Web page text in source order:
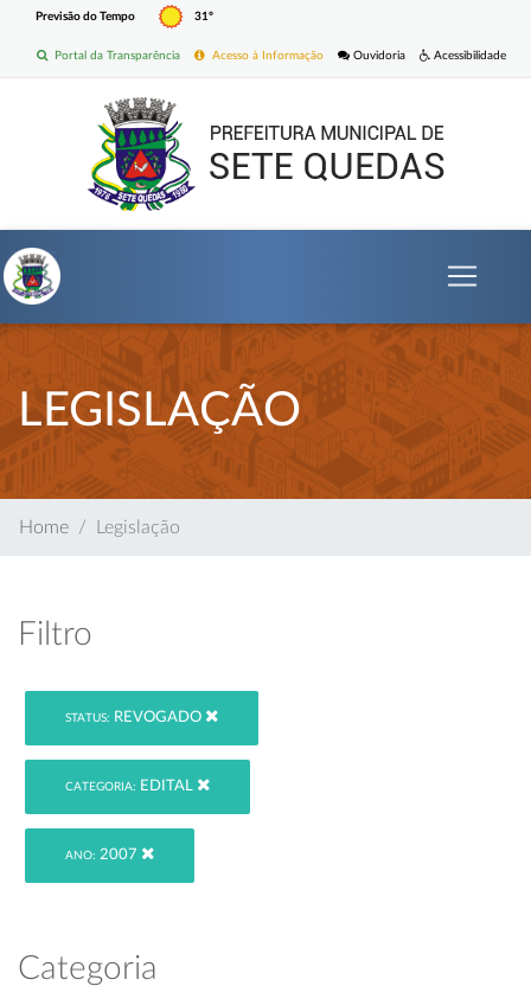
Previsão do Tempo 31º
Acessibilidade
Ouvidoria
Acesso à Informação
Portal da Transparência
LEGISLAÇÃO
Home Legislação
Filtro
STATUS: REVOGADO
CATEGORIA: EDITAL
ANO: 2007
Categoria